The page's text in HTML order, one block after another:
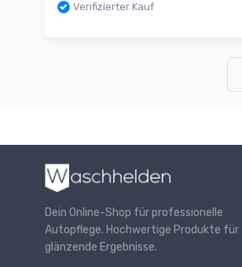
Verifizierter Kauf
Dein Online-Shop für professionelle
Autopflege. Hochwertige Produkte für
glänzende Ergebnisse.